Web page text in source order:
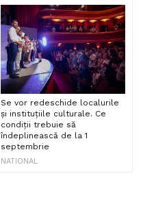
Se vor redeschide localurile
și instituțiile culturale. Ce
condiții trebuie să
îndeplinească de la 1
septembrie
NATIONAL